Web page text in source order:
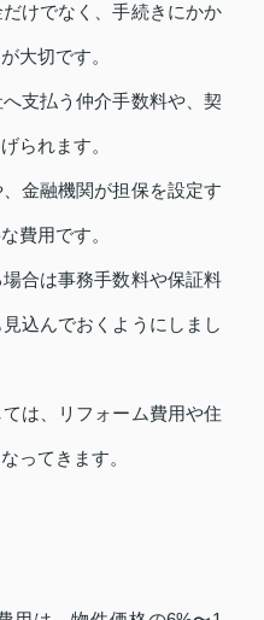
けでなく、手続きにかか
大切です。
支払う仲介手数料や、契
られます。
金融機関が担保を設定す
費用です。
合は事務手数料や保証料
込んでおくようにしまし
は、リフォーム費用や住
ってきます。